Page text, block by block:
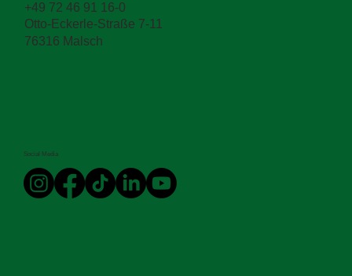
Zwischen den Schichten entscheidet sich
die Haltbarkeit
+49 72 46 91 16-0
Otto-Eckerle-Straße 7-11
76316 Malsch
Social Media